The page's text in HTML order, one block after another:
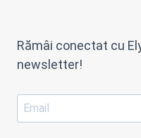
Rămâi conectat cu
newsletter!